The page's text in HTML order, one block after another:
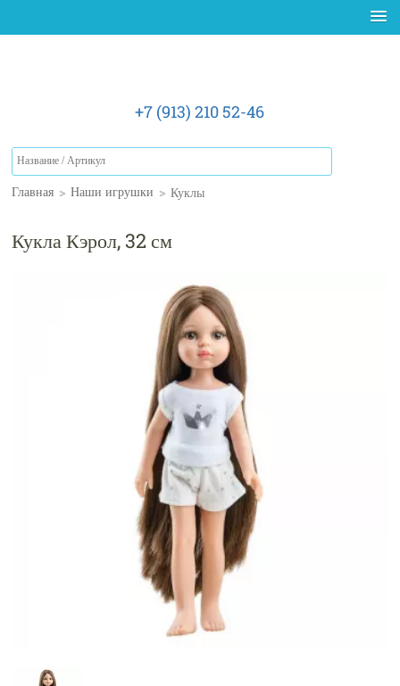
+7 (913) 210 52-46
Главная > Наши игрушки > Куклы
Кукла Кэрол, 32 см